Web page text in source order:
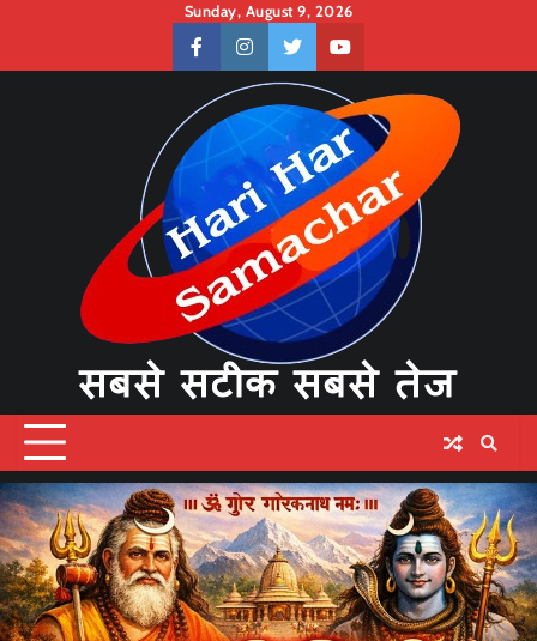
content
Sunday, August 9, 2026
facebookinstagramtwitteryoutube